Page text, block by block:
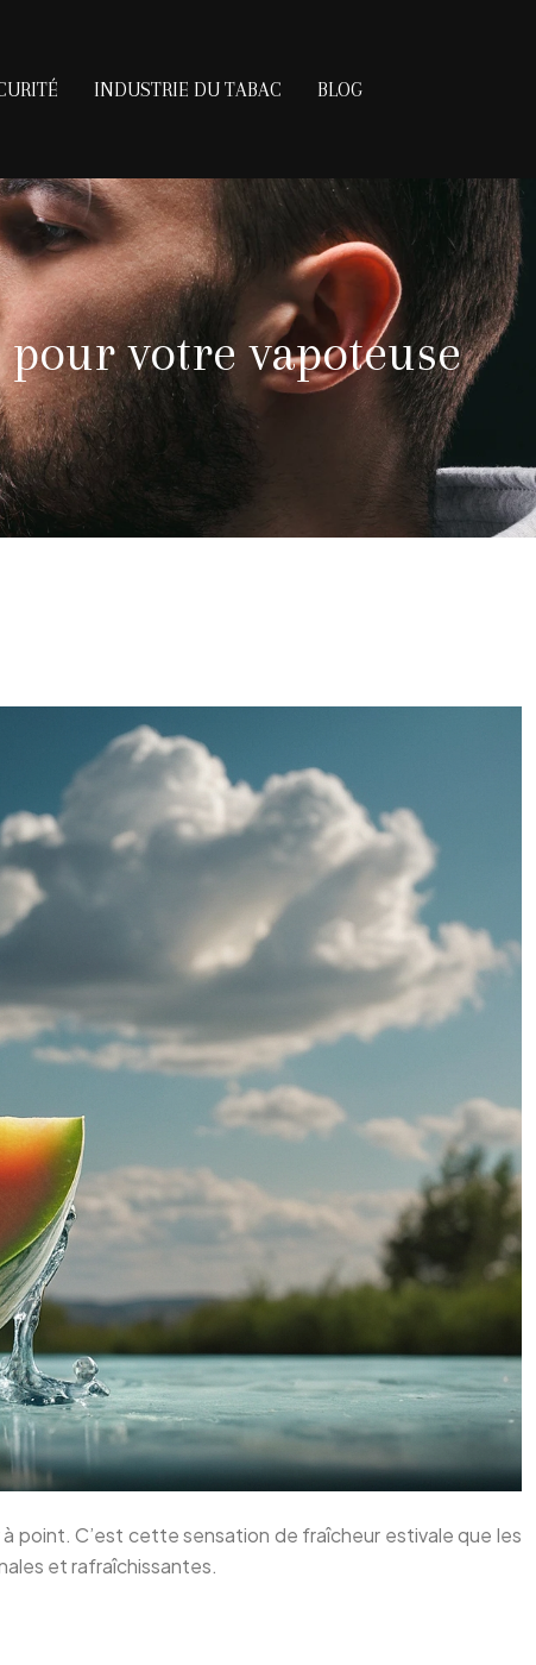
INDUSTRIE DU TABAC BLOG
votre vapoteuse
à point. C’est cette sensation de fraîcheur estivale que les
et rafraîchissantes.